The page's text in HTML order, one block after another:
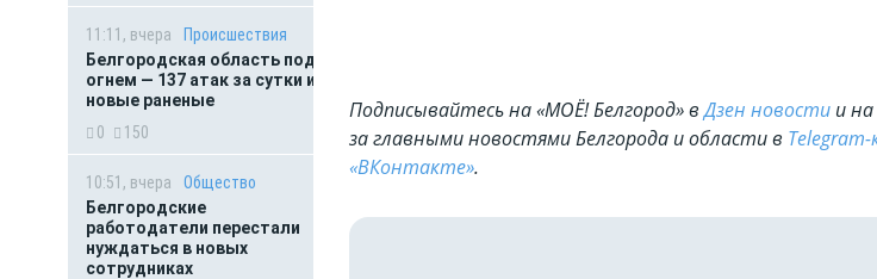
11:11, вчера
Происшествия
Белгородская область под
огнем — 137 атак за сутки и
новые раненые
0
150
10:51, вчера
Общество
Белгородские
работодатели перестали
нуждаться в новых
сотрудниках
Подписывайтесь на «МОЁ! Белгород» вДзен новости и
за главными новостями Белгорода и области в
«ВКонтакте».